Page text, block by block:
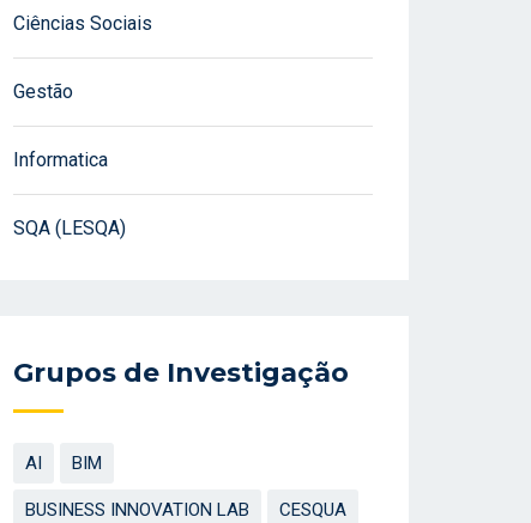
Ciências Sociais
Gestão
Informatica
SQA (LESQA)
Grupos de Investigação
AI BIM
BUSINESS INNOVATION LAB CESQUA